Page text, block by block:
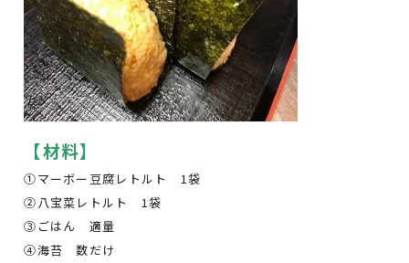
【材料】
①マーボー豆腐レトルト 1袋
②八宝菜レトルト 1袋
③ごはん 適量
④海苔 数だけ